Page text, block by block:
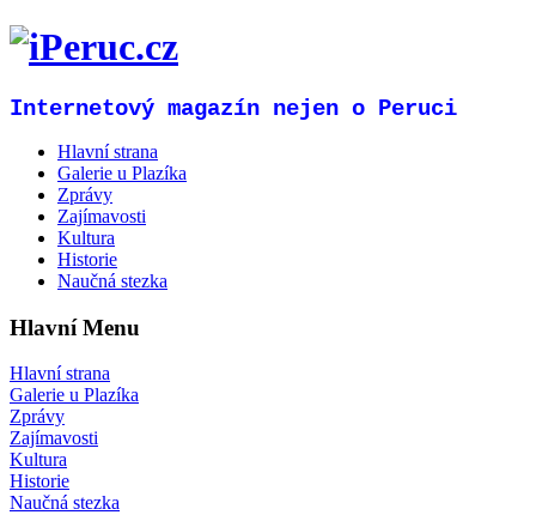
Internetový magazín nejen o Peruci
Hlavní strana
Galerie u Plazíka
Zprávy
Zajímavosti
Kultura
Historie
Naučná stezka
Hlavní Menu
Hlavní strana
Galerie u Plazíka
Zprávy
Zajímavosti
Kultura
Historie
Naučná stezka